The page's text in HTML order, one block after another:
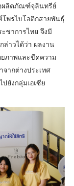
ผลิตภัณฑ์จุลินทรีย์
พรไบโอติกสายพันธุ์
ชาการไทย จึงมี
ล่าวได้ว่า ผลงาน
ภาพและขีดความ
ากต่างประเทศ
ยังกลุ่มเอเซีย